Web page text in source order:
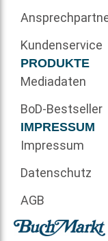
Kundenservice
PRODUKTE
Mediadaten
BoD-Bestseller
IMPRESSUM
Impressum
Datenschutz
AGB